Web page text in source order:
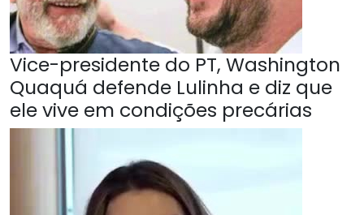
Vice-presidente do PT, Washington
Quaquá defende Lulinha e diz que
ele vive em condições precárias